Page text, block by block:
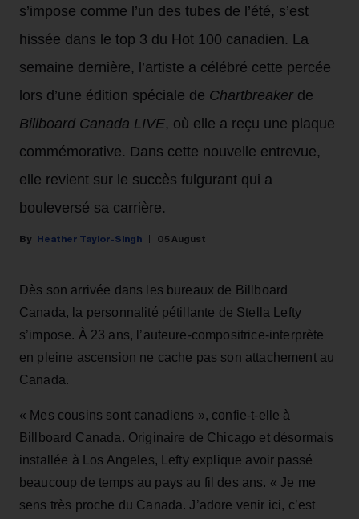
s’impose comme l’un des tubes de l’été, s’est
hissée dans le top 3 du Hot 100 canadien. La
semaine dernière, l’artiste a célébré cette percée
lors d’une édition spéciale de Chartbreaker de
Billboard Canada LIVE, où elle a reçu une plaque
commémorative. Dans cette nouvelle entrevue,
elle revient sur le succès fulgurant qui a
bouleversé sa carrière.
Heather Taylor-Singh 05 August
Dès son arrivée dans les bureaux de Billboard
Canada, la personnalité pétillante de Stella Lefty
s’impose. À 23 ans, l’auteure-compositrice-interprète
en pleine ascension ne cache pas son attachement au
Canada.
« Mes cousins sont canadiens », confie-t-elle à
Billboard Canada. Originaire de Chicago et désormais
installée à Los Angeles, Lefty explique avoir passé
beaucoup de temps au pays au fil des ans. « Je me
sens très proche du Canada. J’adore venir ici, c’est